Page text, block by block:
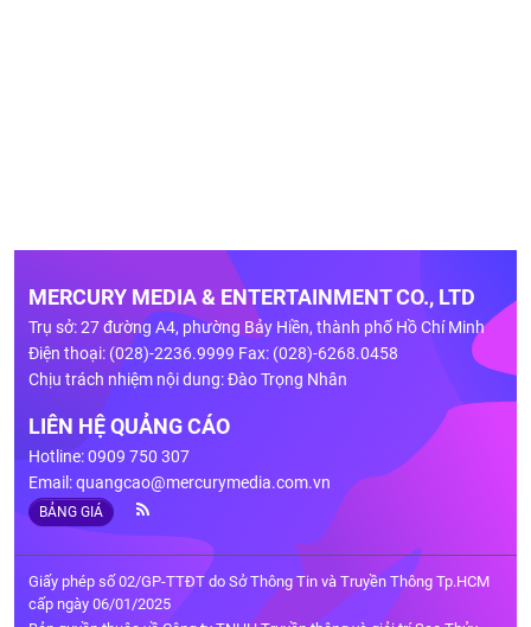
MERCURY MEDIA & ENTERTAINMENT CO., LTD
Trụ sở: 27 đường A4, phường Bảy Hiền, thành phố Hồ Chí Minh
Điện thoại: (028)-2236.9999 Fax: (028)-6268.0458
Chịu trách nhiệm nội dung: Đào Trọng Nhân
LIÊN HỆ QUẢNG CÁO
Hotline: 0909 750 307
Email:quangcao@mercurymedia.com.vn
BẢNG GIÁ
Giấy phép số 02/GP-TTĐT do Sở Thông Tin và Truyền Thông Tp.HCM
cấp ngày 06/01/2025